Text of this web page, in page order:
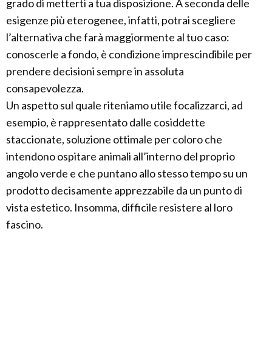
grado di metterti a tua disposizione. A seconda delle
esigenze più eterogenee, infatti, potrai scegliere
l’alternativa che farà maggiormente al tuo caso:
conoscerle a fondo, è condizione imprescindibile per
prendere decisioni sempre in assoluta
consapevolezza.
Un aspetto sul quale riteniamo utile focalizzarci, ad
esempio, è rappresentato dalle cosiddette
staccionate, soluzione ottimale per coloro che
intendono ospitare animali all’interno del proprio
angolo verde e che puntano allo stesso tempo su un
prodotto decisamente apprezzabile da un punto di
vista estetico. Insomma, difficile resistere al loro
fascino.